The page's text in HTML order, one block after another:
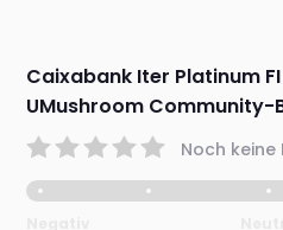
Caixabank Iter Platinum FI
UMushroom Community-
Noch